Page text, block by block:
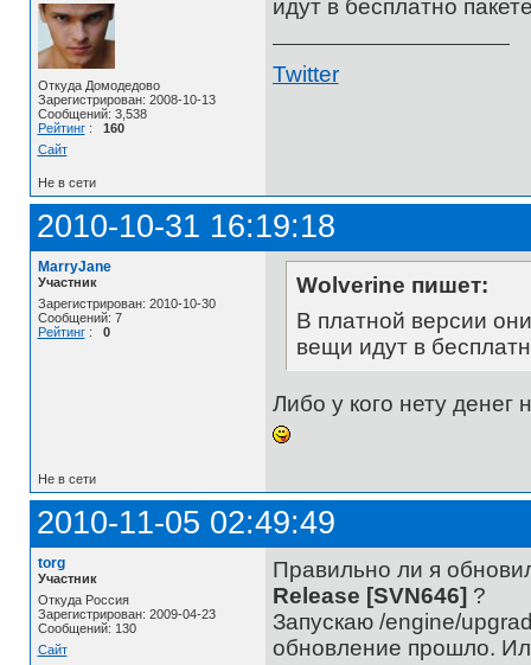
Откуда Домодедово
Зарегистрирован: 2008-10-13
Сообщений: 3,538
Рейтинг: 160
Сайт
идут в бесплатно
Twitter
Не в сети
2010-10-31 16:19:18
MarryJane
Участник
Зарегистрирован: 2010-10-30
Сообщений: 7
Рейтинг: 0
Wolverine пишет:
В платной версии
вещи идут в
Либо у кого нету денег
Не в сети
2010-11-05 02:49:49
torg
Участник
Откуда Россия
Зарегистрирован: 2009-04-23
Сообщений: 130
Сайт
Правильно ли я
Release [SVN646] ?
Запускаю /engine/
обновление прошло.